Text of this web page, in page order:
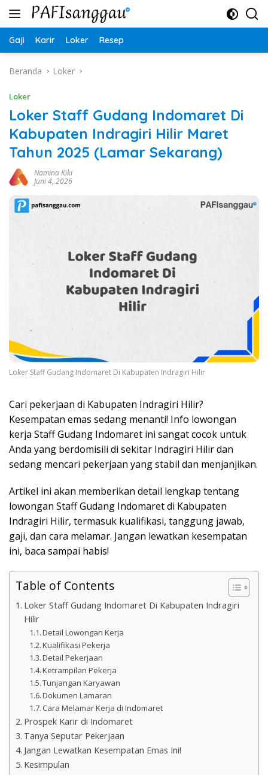
Langsung
Gaji Karir Loker Resep
Beranda Loker
Loker
Loker Staff Gudang Indomaret Di
Kabupaten Indragiri Hilir Maret
Tahun 2025 (Lamar Sekarang)
Namina Kiki
Juni 4, 2026
Loker Staff Gudang Indomaret Di Kabupaten Indragiri Hilir
Cari pekerjaan di Kabupaten Indragiri Hilir?
Kesempatan emas sedang menanti! Info lowongan
kerja Staff Gudang Indomaret ini sangat cocok untuk
Anda yang berdomisili di sekitar Indragiri Hilir dan
sedang mencari pekerjaan yang stabil dan menjanjikan.
Artikel ini akan memberikan detail lengkap tentang
lowongan Staff Gudang Indomaret di Kabupaten
Indragiri Hilir, termasuk kualifikasi, tanggung jawab,
gaji, dan cara melamar. Jangan lewatkan kesempatan
ini, baca sampai habis!
Table of Contents
Loker Staff Gudang Indomaret Di Kabupaten Indragiri
Hilir
Detail Lowongan Kerja
Kualifikasi Pekerja
Detail Pekerjaan
Ketrampilan Pekerja
Tunjangan Karyawan
Dokumen Lamaran
Cara Melamar Kerja di Indomaret
Prospek Karir di Indomaret
Tanya Seputar Pekerjaan
Jangan Lewatkan Kesempatan Emas Ini!
Kesimpulan